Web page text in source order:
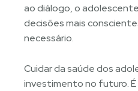
ao diálogo, o
decisões mais
necessário.
Cuidar da saúde dos
investimento no futuro.